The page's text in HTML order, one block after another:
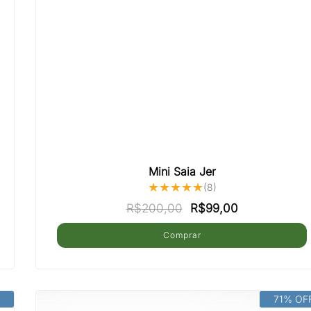
Mini Saia Jer
★★★★★(8)
R$200,00
O
preço
original
R$99,00O
preço
Comprar
71%